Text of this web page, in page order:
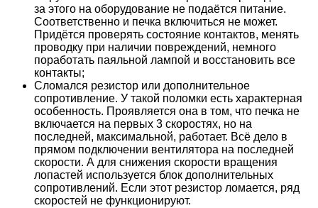
за этого на оборудование не подаётся питание.
Соответственно и печка включиться не может.
Придётся проверять состояние контактов, менять
проводку при наличии повреждений, немного
поработать паяльной лампой и восстановить все
контакты;
Сломался резистор или дополнительное
сопротивление. У такой поломки есть характерная
особенность. Проявляется она в том, что печка не
включается на первых 3 скоростях, но на
последней, максимальной, работает. Всё дело в
прямом подключении вентилятора на последней
скорости. А для снижения скорости вращения
лопастей используется блок дополнительных
сопротивлений. Если этот резистор ломается, ряд
скоростей не функционируют.